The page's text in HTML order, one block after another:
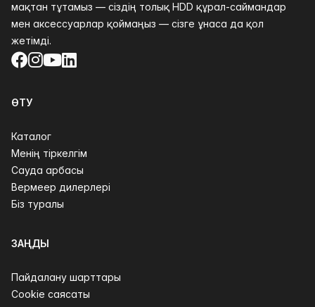
мақтан тұтамыз — сіздің толық HDD құрал-саймандар
мен аксессуарлар қоймаңыз — сізге ұнаса да қол
жетімді.
Facebook
Instagram
YouTube
LinkedIn
ӨТУ
Каталог
Менің тіркелгім
Сауда арбасы
Вермеер дилерлері
Біз туралы
ЗАҢДЫ
Пайдалану шарттары
Cookie саясаты